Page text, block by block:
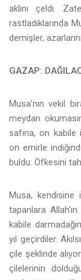
aklını çeldi.
rastladıklarında
demişler,
GAZAP:
Musa’nın vekil
meydan
safına, on kabile
on emirle
buldu. Öfkesini
Musa, kendisine
tapanlara
kabile
yıl geçirdiler.
çile şeklinde
çilelerinin